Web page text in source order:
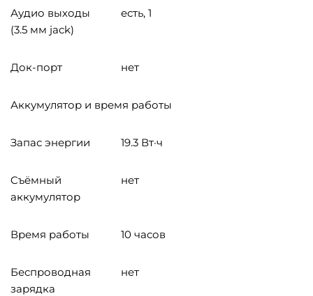
Аудио выходы
(3.5 мм jack)
есть, 1
Док-порт нет
Аккумулятор и время работы
Запас энергии 19.3 Вт·ч
Cъёмный
аккумулятор
нет
Время работы 10 часов
Беспроводная
зарядка
нет